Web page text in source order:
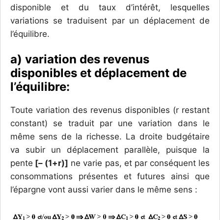
disponible et du taux d’intérêt, lesquelles
variations se traduisent par un déplacement de
l’équilibre.
a) variation des revenus
disponibles et déplacement de
l’équilibre:
Toute variation des revenus disponibles (r restant
constant) se traduit par une variation dans le
même sens de la richesse. La droite budgétaire
va subir un déplacement parallèle, puisque la
pente [– (1+r)] ne varie pas, et par conséquent les
consommations présentes et futures ainsi que
l’épargne vont aussi varier dans le même sens :